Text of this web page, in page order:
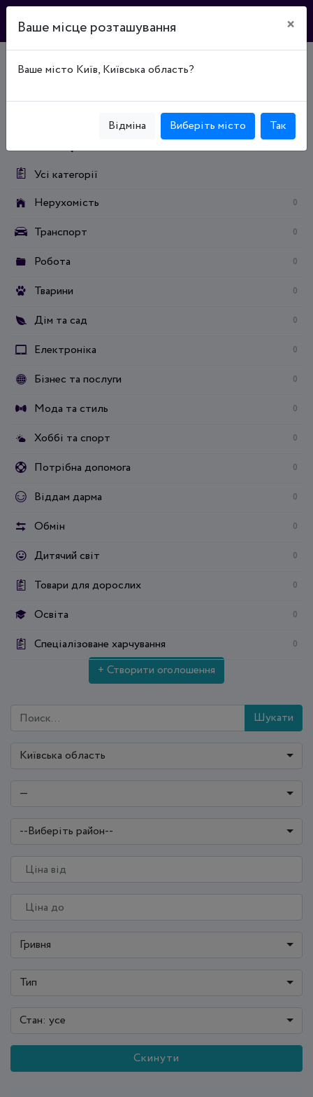
Дошка оголошень
Тютюнові вироби та аксесуари
Усі категорії
Нерухомість
0
Транспорт 0
Робота 0
Тварини 0
Дім та сад 0
Електроніка 0
Бізнес та послуги 0
Мода та стиль 0
Хоббі та спорт 0
Потрібна допомога 0
Віддам дарма 0
Обмін 0
Дитячий світ 0
Товари для дорослих 0
Освіта 0
Спеціалізоване харчування 0
+ Створити оголошення
Шукати
Київська область
—
--Виберіть район--
Гривня
Тип
Стан: усе
Скинути
Ваше місце розташування ×
Ваше місто Київ, Київська область?
Відміна Виберіть місто Так